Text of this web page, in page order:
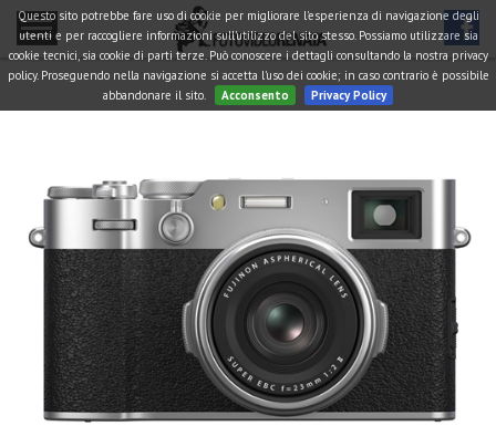
Questo sito potrebbe fare uso di cookie per migliorare l'esperienza di navigazione degli
utenti e per raccogliere informazioni sull'utilizzo del sito stesso. Possiamo utilizzare sia
cookie tecnici, sia cookie di parti terze. Può conoscere i dettagli consultando la nostra privacy
policy. Proseguendo nella navigazione si accetta l'uso dei cookie; in caso contrario è possibile
abbandonare il sito.
Acconsento Privacy Policy